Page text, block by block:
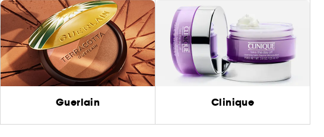
Guerlain Clinique